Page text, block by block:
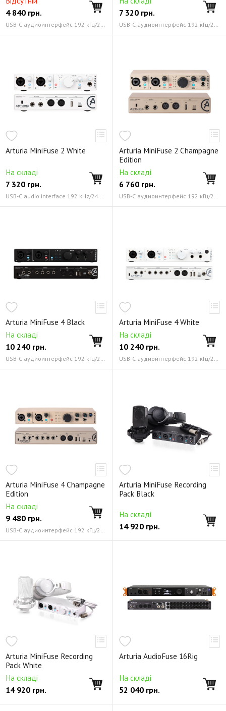
4 840 грн.
USB-C аудиоинтерфейс 192 кГц/24 бит
7 320 грн.
USB-C аудиоинтерфейс 192 кГц/24 бит
Arturia MiniFuse 2 White
На складі
7 320 грн.
USB-C audio interface 192 kHz/24 bit
Arturia MiniFuse 2 Champagne
Edition
На складі
6 760 грн.
USB-C аудиоинтерфейс 192 кГц/24 бит
Arturia MiniFuse 4 Black
На складі
10 240 грн.
USB-C аудиоинтерфейс 192 кГц/24 бит
Arturia MiniFuse 4 White
На складі
10 240 грн.
USB-C аудиоинтерфейс 192 кГц/24 бит
Arturia MiniFuse 4 Champagne
Edition
На складі
9 480 грн.
USB-C аудиоинтерфейс 192 кГц/24 бит
Arturia MiniFuse Recording
Pack Black
На складі
14 920 грн.
Arturia MiniFuse Recording
Pack White
На складі
14 920 грн.
Arturia AudioFuse 16Rig
На складі
52 040 грн.